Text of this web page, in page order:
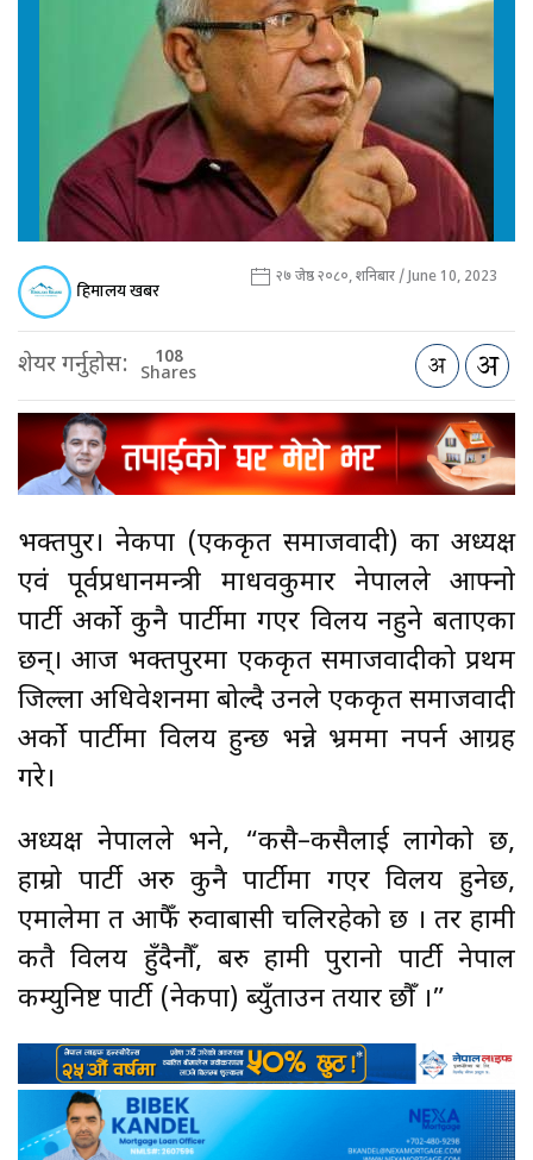
हिमालय खबर २७ जेष्ठ २०८०, शनिबार / June 10, 2023
शेयर गर्नुहोस: 108
Shares
भक्तपुर। नेकपा (एकीकृत समाजवादी) का अध्यक्ष
एवं पूर्वप्रधानमन्त्री माधवकुमार नेपालले आफ्नो
पार्टी अर्को कुनै पार्टीमा गएर विलय नहुने बताएका
छन्। आज भक्तपुरमा एकीकृत समाजवादीको प्रथम
जिल्ला अधिवेशनमा बोल्दै उनले एकीकृत समाजवादी
अर्को पार्टीमा विलय हुन्छ भन्ने भ्रममा नपर्न आग्रह
गरे।
अध्यक्ष नेपालले भने, “कसै–कसैलाई लागेको छ,
हाम्रो पार्टी अरु कुनै पार्टीमा गएर विलय हुनेछ,
एमालेमा त आफैँ रुवाबासी चलिरहेको छ । तर हामी
कतै विलय हुँदैनौँ, बरु हामी पुरानो पार्टी नेपाल
कम्युनिष्ट पार्टी (नेकपा) ब्युँताउन तयार छौँ ।”